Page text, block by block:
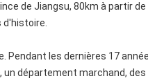
de Jiangsu, 80km à partir
d'histoire.
Pendant les dernières 17
un département marchand,